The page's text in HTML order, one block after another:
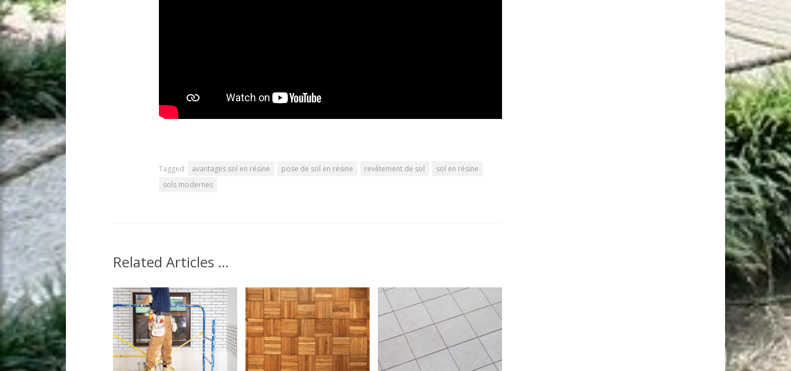
Tagged: avantages sol en résine pose de sol en résine revêtement de sol
sol en résine
sols modernes
Related Articles …